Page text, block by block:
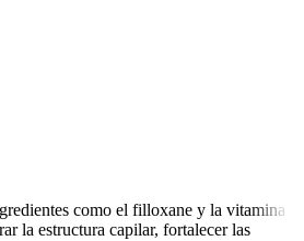
como el filloxane y la vitamina
la estructura capilar, fortalecer las